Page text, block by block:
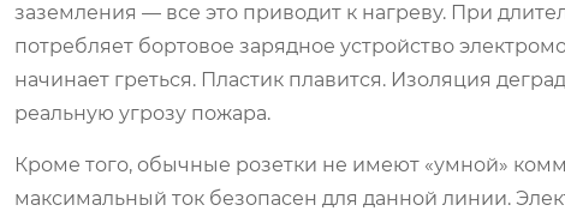
заземления — все это приводит к нагреву. При
потребляет бортовое зарядное устройство
начинает греться. Пластик плавится. Изоляция
реальную угрозу пожара.
Кроме того, обычные розетки не имеют «умной»
максимальный ток безопасен для данной линии.